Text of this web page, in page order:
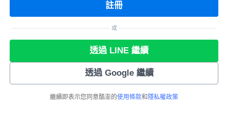
註冊
或
透過 LINE 繼續
透過 Google 繼續
繼續即表示您同意酷澎的使用條款和 隱私權政策